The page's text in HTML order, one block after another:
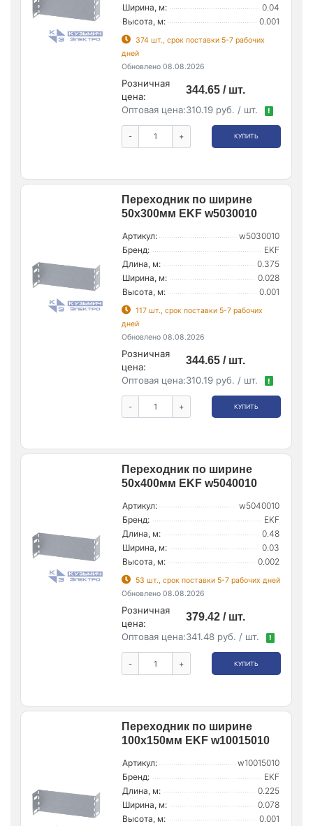
Ширина, м:
0.04
Высота, м:
0.001
374 шт., срок поставки 5-7 рабочих
дней
Обновлено 08.08.2026
Розничная
цена:
344.65 / шт.
Оптовая цена:310.19 руб. / шт. !
- + КУПИТЬ
Переходник по ширине
50х300мм EKF w5030010
Артикул:
w5030010
Бренд:
EKF
Длина, м:
0.375
Ширина, м:
0.028
Высота, м:
0.001
117 шт., срок поставки 5-7 рабочих
дней
Обновлено 08.08.2026
Розничная
цена:
344.65 / шт.
Оптовая цена:310.19 руб. / шт. !
- + КУПИТЬ
Переходник по ширине
50х400мм EKF w5040010
Артикул:
w5040010
Бренд:
EKF
Длина, м:
0.48
Ширина, м:
0.03
Высота, м:
0.002
53 шт., срок поставки 5-7 рабочих дней
Обновлено 08.08.2026
Розничная
цена:
379.42 / шт.
Оптовая цена:341.48 руб. / шт. !
- + КУПИТЬ
Переходник по ширине
100х150мм EKF w10015010
Артикул:
w10015010
Бренд:
EKF
Длина, м:
0.225
Ширина, м:
0.078
Высота, м:
0.001